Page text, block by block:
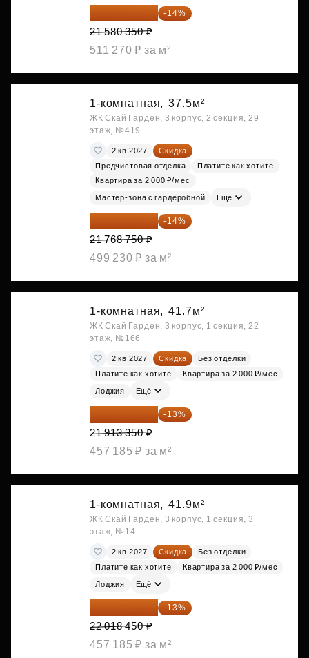
18 559 101 ₽ -14%
21 580 350 ₽
511 270 ₽ за м²
1-комнатная, 37.5м²
ЖК Скай Гарден, 3 корпус, 2 секция, 29
этаж, №419
2 кв 2027
Скидка
Предчистовая отделка
Платите как хотите
Квартира за 2 000 ₽/мес
Мастер-зона с гардеробной Ещё
18 721 125 ₽ -14%
21 768 750 ₽
499 230 ₽ за м²
1-комнатная, 41.7м²
ЖК Скай Гарден, 3 корпус, 1 секция, 22
этаж, №166
2 кв 2027 Скидка
Без отделки
Платите как хотите
Квартира за 2 000 ₽/мес
Лоджия Ещё
19 064 615 ₽ -13%
21 913 350 ₽
457 185 ₽ за м²
1-комнатная, 41.9м²
ЖК Скай Гарден, 3 корпус, 1 секция, 3
этаж, №14
2 кв 2027 Скидка
Без отделки
Платите как хотите
Квартира за 2 000 ₽/мес
Лоджия Ещё
19 156 052 ₽ -13%
22 018 450 ₽
457 185 ₽ за м²